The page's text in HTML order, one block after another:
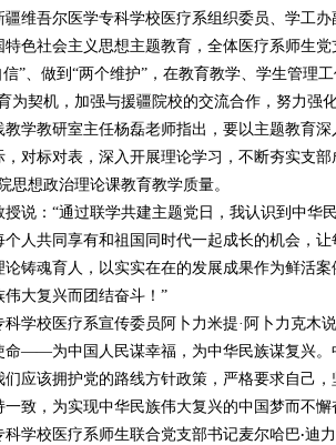
吾尔医学专科学校医疗系组织委员、学工办
色社会主义思想主题教育，全体医疗系师生
”、做到“两个维护”，在教育教学、学生管理
为契机，加强与援疆院校的交流合作，努力强
教研室主任杨磊老师指出，要以主题教育深
对标对表，深入开展理论学习，不断夯实支
思想政治理论课教育教学质量。
说： “通过联学共建主题党日，我认识到中华
人共同享有和祖国同时代一起成长的机会，
论铸魂育人，以实实在在的发展成果作为鲜活
大复兴而团结奋斗！”
学校医疗系宣传委员阿卜力米提·阿卜力克木
命——为中国人民谋幸福，为中华民族谋复兴
应该拥护党的路线方针政策，严格要求自己
致，为实现中华民族伟大复兴的中国梦而不懈
校医疗系师生联合党支部书记麦尔哈巴·迪